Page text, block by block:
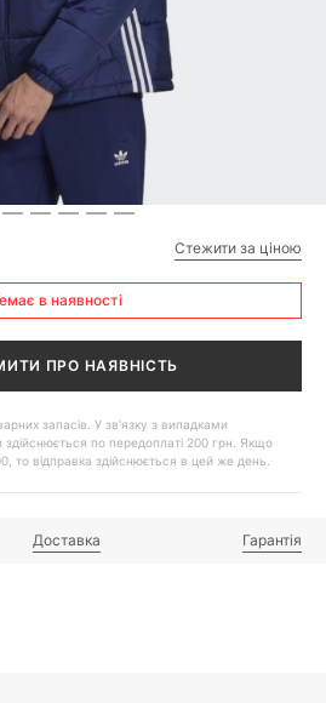
Стежити за ціною
в наявності
ПРО НАЯВНІСТЬ
запасів. У зв'язку з випадками
здійснюється по передоплаті 200 грн. Якщо
то відправка здійснюється в цей же день.
Доставка Гарантія